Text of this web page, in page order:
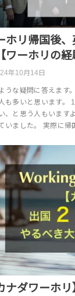
ホリ帰国後
ワーホリの経
年10月14日
うな疑問に答えます
も多いと思います。
、と思う人もいます
いました。 実際に帰
ナダワーホ